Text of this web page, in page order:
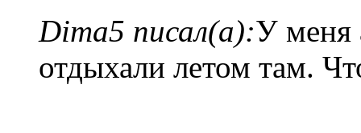
Dima5 писал(а):У меня
отдыхали летом там.